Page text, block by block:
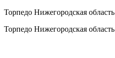
Торпедо Нижегородская область
Торпедо Нижегородская область